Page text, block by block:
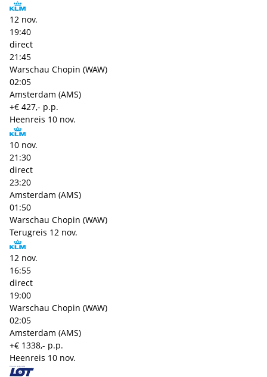
12 nov.
19:40
direct
21:45
Warschau Chopin (WAW)
02:05
Amsterdam (AMS)
+€ 427,- p.p.
Heenreis 10 nov.
10 nov.
21:30
direct
23:20
Amsterdam (AMS)
01:50
Warschau Chopin (WAW)
Terugreis 12 nov.
12 nov.
16:55
direct
19:00
Warschau Chopin (WAW)
02:05
Amsterdam (AMS)
+€ 1338,- p.p.
Heenreis 10 nov.